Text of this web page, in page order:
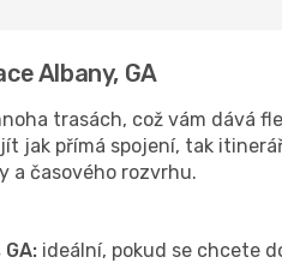
Albany, GA
trasách, což vám dává
jak přímá spojení, tak
a časového rozvrhu.
ideální, pokud se chcete